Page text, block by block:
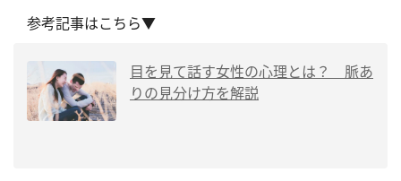
参考記事はこちら▼
目を見て話す女性の心理とは？ 脈あ
りの見分け方を解説